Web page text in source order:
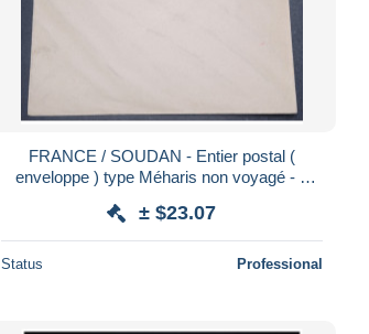
FRANCE / SOUDAN - Entier postal (
enveloppe ) type Méharis non voyagé - L
± $23.07
Status Professional